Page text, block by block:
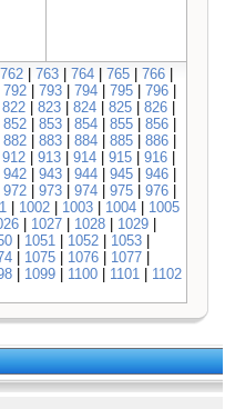
762 | 763 | 764 | 765 | 766 |
792 | 793 | 794 | 795 | 796 |
822 | 823 | 824 | 825 | 826 |
852 | 853 | 854 | 855 | 856 |
882 | 883 | 884 | 885 | 886 |
912 | 913 | 914 | 915 | 916 |
942 | 943 | 944 | 945 | 946 |
972 | 973 | 974 | 975 | 976 |
| 1002 | 1003 | 1004 | 1005
| 1027 | 1028 | 1029 |
| 1051 | 1052 | 1053 |
| 1075 | 1076 | 1077 |
| 1099 | 1100 | 1101 | 1102